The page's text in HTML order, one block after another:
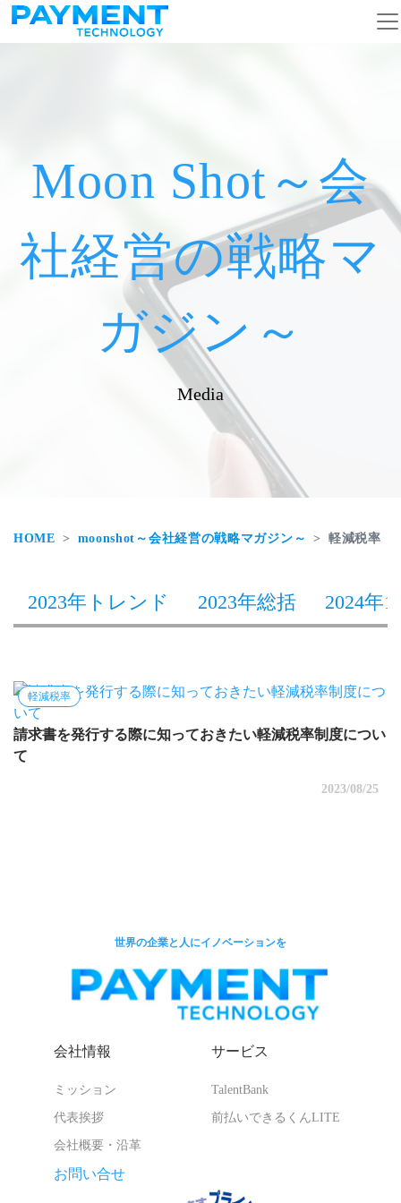
コンテンツへスキップ
メインナビゲーション
Moon Shot～会
社経営の戦略マ
ガジン～
Media
HOME moonshot～会社経営の戦略マガジン～ 軽減税率
2023年トレンド 2023年総括 2024年1
軽減税率
請求書を発行する際に知っておきたい軽減税率制度につい
て
2023/08/25
世界の企業と人にイノベーションを
会社情報
ミッション
代表挨拶
会社概要・沿革
サービス
TalentBank
前払いできるくんLITE
お問い合せ